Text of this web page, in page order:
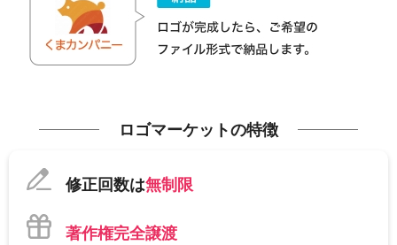
ロゴマーケットの特徴
修正回数は無制限
著作権完全譲渡